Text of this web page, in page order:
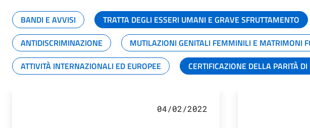
BANDI E AVVISI TRATTA DEGLI ESSERI UMANI E GRAVE SFRUTTAMENTO
ANTIDISCRIMINAZIONE
MUTILAZIONI GENITALI FEMMINILI E MATRIMONI
ATTIVITÀ INTERNAZIONALI ED EUROPEE
CERTIFICAZIONE DELLA PARITÀ
04/02/2022